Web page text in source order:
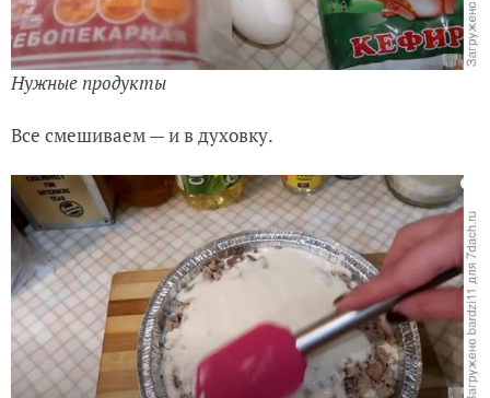
Нужные продукты
Все смешиваем — и в духовку.